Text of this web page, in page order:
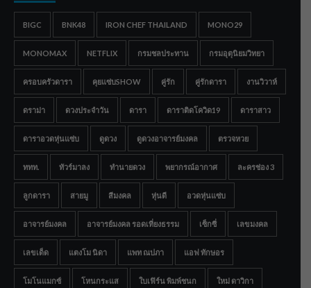
BIGC BNK48 IRON CHEF THAILAND MONO29
MONOMAX NETFLIX กรมชลประทาน กรมอุตุนิยมวิทยา
ครอบครัวดารา คุยแซ่บSHOW คู่รัก คู่รักดารา งานวิวาห์
ดราม่า ดวงประจำวัน ดารา ดาราติดโควิด19 ดาราสาว
ดาราอวดหุ่นแซ่บ ดูดวง ดูดวงอาจารย์มงคล ตรวจหวย
ททท. ทัวร์มาลง ทำนายดวง พยากรณ์อากาศ ละครช่อง 3
ลูกดารา สายมู สีมงคล หุ่นดี อวดหุ่นแซ่บ
อาจารย์มงคล อาจารย์มงคล รอดเที่ยงธรรม เซ็กซี่ เลขมงคล
เลขเด็ด แตงโม นิดา แพท ณปภา แอฟ ทักษอร
โมโนแมกซ์ โหนกระแส ใบเฟิร์น พิมพ์ชนก ใหม่ ดาวิกา